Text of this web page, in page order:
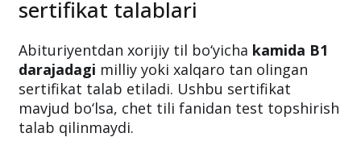
sertifikat talablari
Abituriyentdan xorijiy til bo‘yicha kamida B1
darajadagi milliy yoki xalqaro tan olingan
sertifikat talab etiladi. Ushbu sertifikat
mavjud bo‘lsa, chet tili fanidan test topshirish
talab qilinmaydi.